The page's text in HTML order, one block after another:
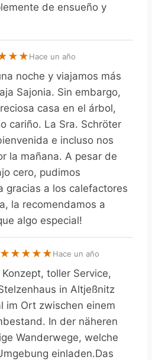
de ensueño y
★ ★Hace un año
noche y viajamos más
Sajonia. Sin embargo,
casa en el árbol,
cariño. La Sra. Schröter
e incluso nos
la mañana. A pesar de
cero, pudimos
gracias a los calefactores
la recomendamos a
algo especial!
★ ★ ★ ★ ★Hace un año
toller Service,
in Altjeßnitz
im Ort zwischen einem
In der näheren
Wanderwege, welche
einladen.Das